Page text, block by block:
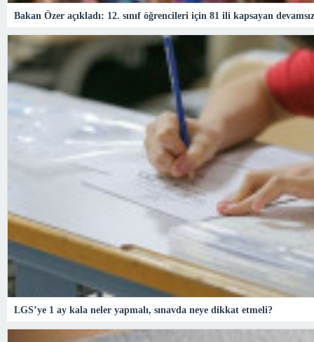
Bakan Özer açıkladı: 12. sınıf öğrencileri için 81 ili kapsayan
LGS’ye 1 ay kala neler yapmalı, sınavda neye dikkat etmeli?